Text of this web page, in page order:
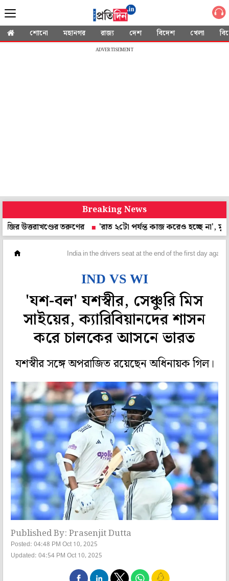
শোনো মহানগর রাজ্য দেশ বিদেশ খেলা
ADVERTISEMENT
Breaking News
তরুণের
'রাত ২টো পর্যন্ত কাজ করেও হচ্ছে না', মুখ্যমন্ত্রীর
India in the drivers seat at the end of the first day
IND VS WI
'যশ-বল' যশস্বীর, সেঞ্চুরি মিস
সাইয়ের, ক্যারিবিয়ানদের শাসন
করে চালকের আসনে ভারত
যশস্বীর সঙ্গে অপরাজিত রয়েছেন অধিনায়ক গিল।
Published By: Prasenjit Dutta
Posted: 04:48 PM Oct 10, 2025
Updated: 04:54 PM Oct 10, 2025